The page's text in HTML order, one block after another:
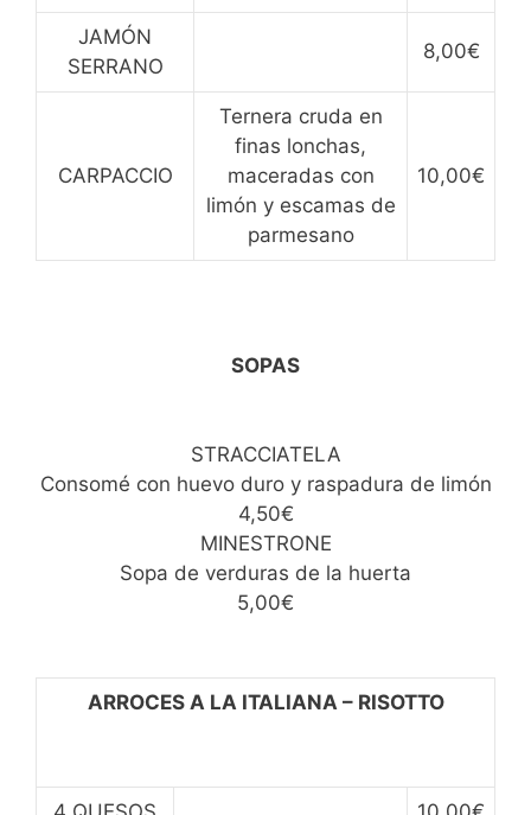
JAMÓN
SERRANO
8,00€
CARPACCIO
Ternera cruda en
finas lonchas,
maceradas con
limón y escamas de
parmesano
10,00€
SOPAS
STRACCIATELA
Consomé con huevo duro y raspadura de limón
4,50€
MINESTRONE
Sopa de verduras de la huerta
5,00€
ARROCES A LA ITALIANA – RISOTTO